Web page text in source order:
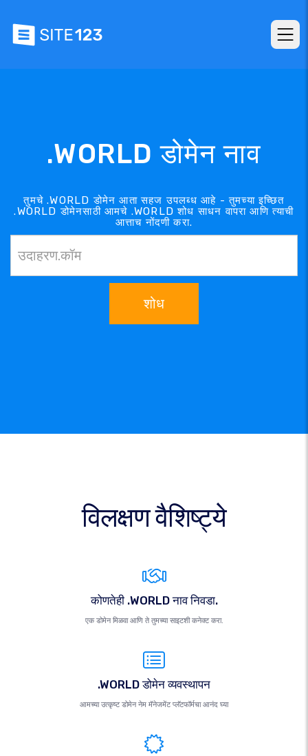
.WORLD डोमेन नाव
तुमचे .WORLD डोमेन आता सहज उपलब्ध आहे - तुमच्या इच्छित
.WORLD डोमेनसाठी आमचे .WORLD शोध साधन वापरा आणि त्याची
आत्ताच नोंदणी करा.
शोध
विलक्षण वैशिष्ट्ये
कोणतेही .WORLD नाव निवडा.
एक डोमेन मिळवा आणि ते तुमच्या साइटशी कनेक्ट करा.
.WORLD डोमेन व्यवस्थापन
आमच्या उत्कृष्ट डोमेन नेम मॅनेजमेंट प्लॅटफॉर्मचा आनंद घ्या